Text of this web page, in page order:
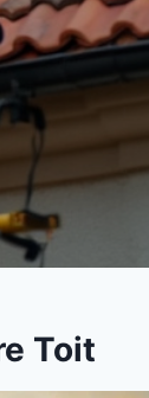
Toit